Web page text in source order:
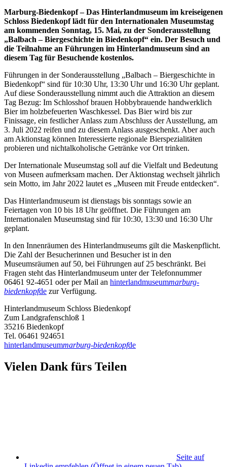
Marburg-Biedenkopf – Das Hinterlandmuseum im kreiseigenen
Schloss Biedenkopf lädt für den Internationalen Museumstag
am kommenden Sonntag, 15. Mai, zu der Sonderausstellung
„Balbach – Biergeschichte in Biedenkopf“ ein. Der Besuch und
die Teilnahme an Führungen im Hinterlandmuseum sind an
diesem Tag für Besuchende kostenlos.
Führungen in der Sonderausstellung „Balbach – Biergeschichte in
Biedenkopf“ sind für 10:30 Uhr, 13:30 Uhr und 16:30 Uhr geplant.
Auf diese Sonderausstellung nimmt auch die Attraktion an diesem
Tag Bezug: Im Schlosshof brauen Hobbybrauende handwerklich
Bier im holzbefeuerten Waschkessel. Das Bier wird bis zur
Finissage, ein festlicher Anlass zum Abschluss der Ausstellung, am
3. Juli 2022 reifen und zu diesem Anlass ausgeschenkt. Aber auch
am Aktionstag können Interessierte regionale Bierspezialitäten
probieren und nichtalkoholische Getränke vor Ort trinken.
Der Internationale Museumstag soll auf die Vielfalt und Bedeutung
von Museen aufmerksam machen. Der Aktionstag wechselt jährlich
sein Motto, im Jahr 2022 lautet es „Museen mit Freude entdecken“.
Das Hinterlandmuseum ist dienstags bis sonntags sowie an
Feiertagen von 10 bis 18 Uhr geöffnet. Die Führungen am
Internationalen Museumstag sind für 10:30, 13:30 und 16:30 Uhr
geplant.
In den Innenräumen des Hinterlandmuseums gilt die Maskenpflicht.
Die Zahl der Besucherinnen und Besucher ist in den
Museumsräumen auf 50, bei Führungen auf 25 beschränkt. Bei
Fragen steht das Hinterlandmuseum unter der Telefonnummer
06461 92-4651 oder per Mail an hinterlandmuseummarburg-
biedenkopfde zur Verfügung.
Hinterlandmuseum Schloss Biedenkopf
Zum Landgrafenschloß 1
35216 Biedenkopf
Tel. 06461 924651
hinterlandmuseummarburg-biedenkopfde
Vielen Dank fürs Teilen
Seite auf